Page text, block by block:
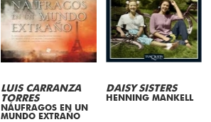
LUIS CARRANZA
TORRES
NÁUFRAGOS EN UN
MUNDO EXTRAÑO
DAISY SISTERS
HENNING MANKELL